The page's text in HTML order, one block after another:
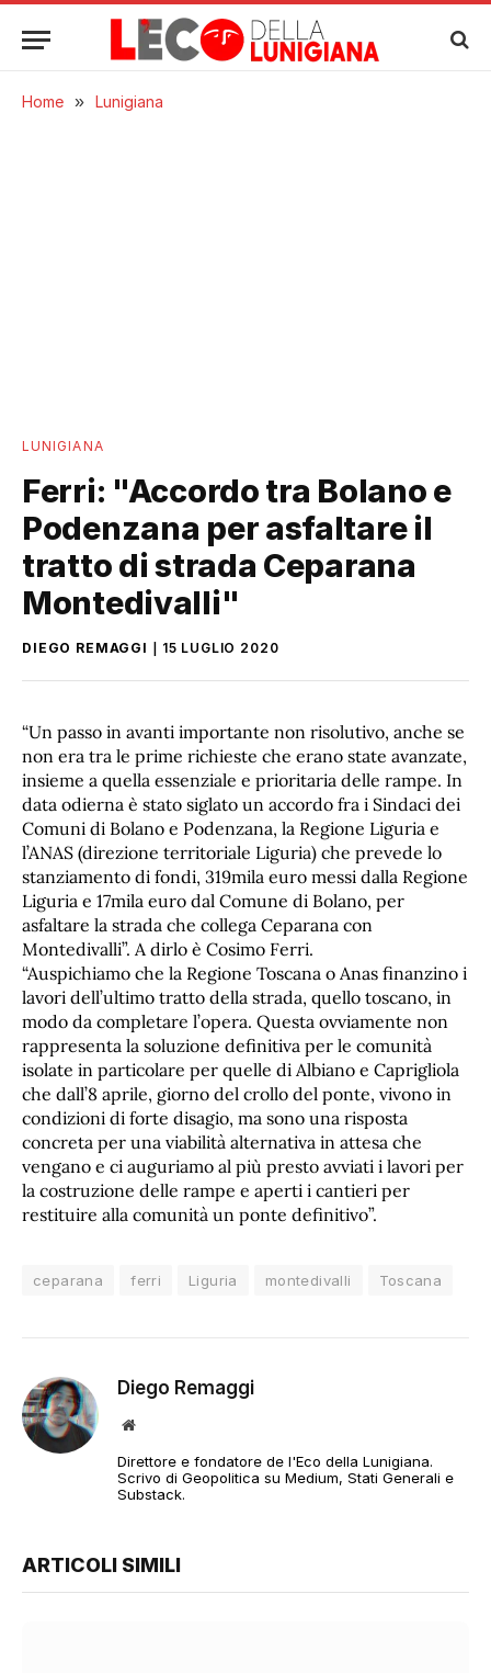
Home » Lunigiana
LUNIGIANA
Ferri: "Accordo tra Bolano e
Podenzana per asfaltare il
tratto di strada Ceparana
Montedivalli"
DIEGO REMAGGI 15 LUGLIO 2020
“Un passo in avanti importante non risolutivo, anche se
non era tra le prime richieste che erano state avanzate,
insieme a quella essenziale e prioritaria delle rampe. In
data odierna è stato siglato un accordo fra i Sindaci dei
Comuni di Bolano e Podenzana, la Regione Liguria e
l’ANAS (direzione territoriale Liguria) che prevede lo
stanziamento di fondi, 319mila euro messi dalla Regione
Liguria e 17mila euro dal Comune di Bolano, per
asfaltare la strada che collega Ceparana con
Montedivalli”. A dirlo è Cosimo Ferri.
“Auspichiamo che la Regione Toscana o Anas finanzino i
lavori dell’ultimo tratto della strada, quello toscano, in
modo da completare l’opera. Questa ovviamente non
rappresenta la soluzione definitiva per le comunità
isolate in particolare per quelle di Albiano e Caprigliola
che dall’8 aprile, giorno del crollo del ponte, vivono in
condizioni di forte disagio, ma sono una risposta
concreta per una viabilità alternativa in attesa che
vengano e ci auguriamo al più presto avviati i lavori per
la costruzione delle rampe e aperti i cantieri per
restituire alla comunità un ponte definitivo”.
ceparana ferri Liguria montedivalli Toscana
Diego Remaggi
Sito
Direttore e fondatore de l'Eco della Lunigiana.
Scrivo di Geopolitica su Medium, Stati Generali e
Substack.
ARTICOLI SIMILI